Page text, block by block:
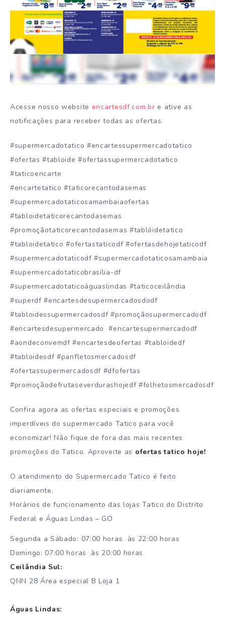
Acesse nosso website encartesdf.com.br e ative as
notificações para receber todas as ofertas.
#supermercadotatico #encartessupermercadotatico
#ofertas #tabloide #ofertassupermercadotatico
#taticoencarte
#encartetatico #taticorecantodasemas
#supermercadotaticosamambaiaofertas
#tabloidetaticorecantodasemas
#promoçãotaticorecantodasemas #tablóidetatico
#tabloidetatico #ofertastaticodf #ofertasdehojetaticodf
#supermercadotaticodf #supermercadotaticosamambaia
#supermercadotaticobrasília-df
#supermercadotaticoáguaslindas #taticoceilândia
#superdf #encartesdesupermercadosdodf
#tabloidessupermercadosdf #promoçãosupermercadodf
#encartesdesupermercado #encartesupermercadodf
#aondeconvemdf #encartesdeofertas #tabloidedf
#tabloidesdf #panfletosmercadosdf
#ofertassupermercadosdf #dfofertas
#promoçãodefrutaseverdurashojedf #folhetosmercadosdf
Confira agora as ofertas especiais e promoções
imperdíveis do supermercado Tatico para você
economizar! Não fique de fora das mais recentes
promoções do Tatico. Aproveite as ofertas tatico hoje!
O atendimento do Supermercado Tatico é feito
diariamente.
Horários de funcionamento das lojas Tatico do Distrito
Federal e Águas Lindas – GO
Segunda a Sábado: 07:00 horas às 22:00 horas
Domingo: 07:00 horas às 20:00 horas
Ceilândia Sul:
QNN 28 Área especial B Loja 1
Águas Lindas: